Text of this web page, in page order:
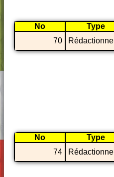
No Type
70
Rédactionnel
No Type
74
Rédactionnel